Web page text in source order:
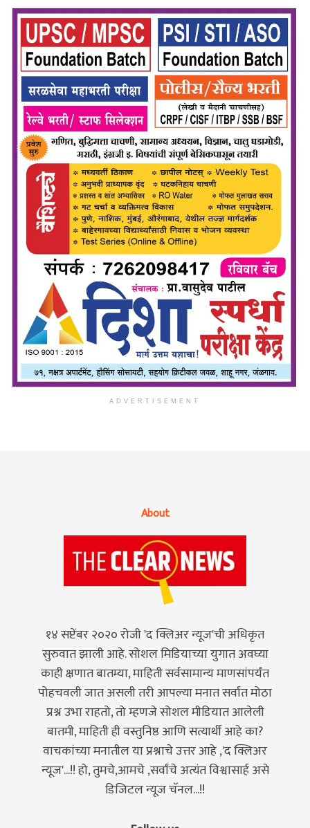
ADVERTISEMENT
About
१४ सप्टेंबर २०२० रोजी 'द क्लिअर न्यूज'ची अधिकृत
सुरुवात झाली आहे. सोशल मिडियाच्या युगात अवघ्या
काही क्षणात बातम्या, माहिती सर्वसामान्य माणसांपर्यंत
पोहचवली जात असली तरी आपल्या मनात सर्वात मोठा
प्रश्न उभा राहतो, तो म्हणजे सोशल मीडियात आलेली
बातमी, माहिती ही वस्तुनिष्ठ आणि सत्यार्थी आहे का?
वाचकांच्या मनातील या प्रश्नाचे उत्तर आहे ,'द क्लिअर
न्यूज'...!! हो, तुमचे,आमचे ,सर्वांचे अत्यंत विश्वासार्ह असे
डिजिटल न्यूज चॅनल...!!